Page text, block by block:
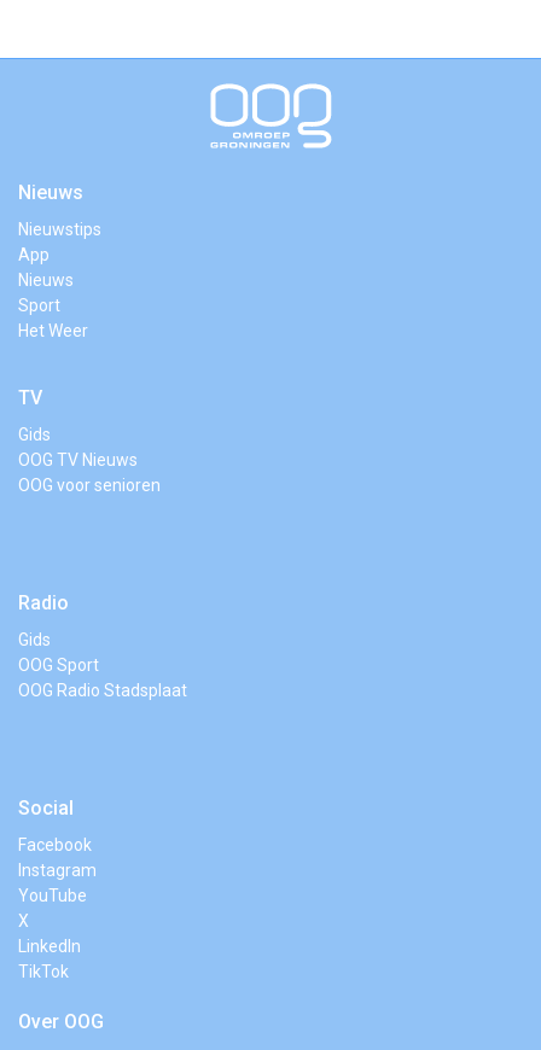
Nieuws
Nieuwstips
App
Nieuws
Sport
Het Weer
TV
Gids
OOG TV Nieuws
OOG voor senioren
Radio
Gids
OOG Sport
OOG Radio Stadsplaat
Social
Facebook
Instagram
YouTube
X
LinkedIn
TikTok
Over OOG